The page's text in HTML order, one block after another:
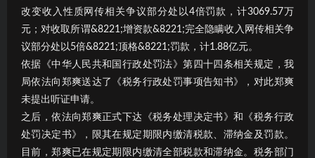
改变收入性质网传相关争议部分处以4倍罚款，计3069.57万
元；对收取所谓&8221;增资款&8221;完全隐瞒收入网传相关争
议部分处以5倍&8221;顶格&8221;罚款，计1.88亿元。
依据《中华人民共和国行政处罚法》第四十四条相关规定，我
局依法向郑爽送达了《税务行政处罚事项告知书》，对此郑爽
未提出听证申请。
之后，依法向郑爽正式下达《税务处理决定书》和《税务行政
处罚决定书》，限其在规定期限内缴清税款、滞纳金及罚款。
目前，郑爽已在规定期限内缴清全部税款和滞纳金。税务部门